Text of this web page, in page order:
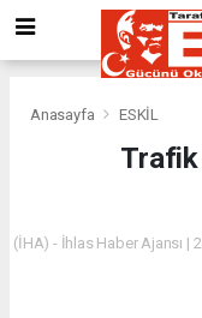
Anasayfa ESKİL
Trafik
(İHA) - İhlas Haber Ajansı |